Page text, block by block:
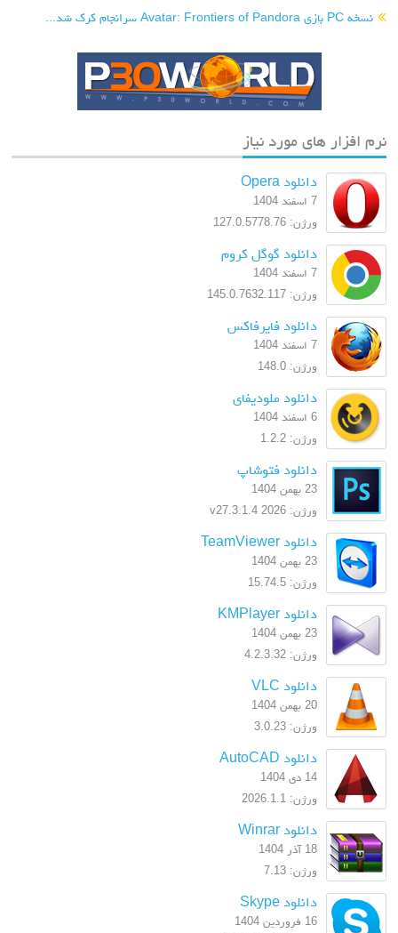
نسخه PC بازی Avatar: Frontiers of Pandora سرانجام کرک شد...
نرم افزار های مورد نیاز
دانلود Opera
7 اسفند 1404
ورژن: 127.0.5778.76
دانلود گوگل کروم
7 اسفند 1404
ورژن: 145.0.7632.117
دانلود فایرفاکس
7 اسفند 1404
ورژن: 148.0
دانلود ملودیفای
6 اسفند 1404
ورژن: 1.2.2
دانلود فتوشاپ
23 بهمن 1404
ورژن: 2026 v27.3.1.4
دانلود TeamViewer
23 بهمن 1404
ورژن: 15.74.5
دانلود KMPlayer
23 بهمن 1404
ورژن: 4.2.3.32
دانلود VLC
20 بهمن 1404
ورژن: 3.0.23
دانلود AutoCAD
14 دی 1404
ورژن: 2026.1.1
دانلود Winrar
18 آذر 1404
ورژن: 7.13
دانلود Skype
16 فروردین 1404